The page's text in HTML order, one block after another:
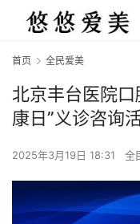
首页 全民爱美
北京丰台医院
康日”义诊咨询
2025年3月19日 18:31 全